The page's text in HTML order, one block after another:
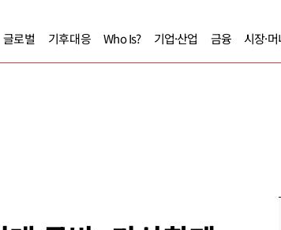
글로벌 기후대응 Who Is? 기업·산업 금융 시장·머